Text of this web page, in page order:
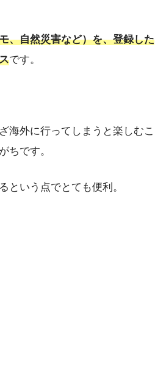
、自然災害など）を、登録した
です。
海外に行ってしまうと楽しむこ
ちです。
という点でとても便利。